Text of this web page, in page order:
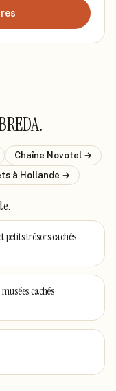
.
Chaîne Novotel →
à Hollande →
.
petits trésors cachés
cachés